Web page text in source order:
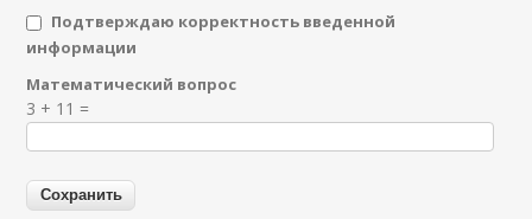
Подтверждаю корректность введенной
информации
Я спамер
Математический вопрос
3 + 11 =